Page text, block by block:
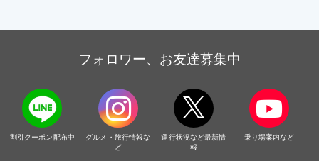
フォロワー、お友達募集中
割引クーポン配布中
グルメ・旅行情報な
ど
運行状況など最新情
報
乗り場案内など